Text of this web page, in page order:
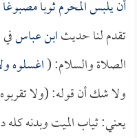
أن يلبس المحرم ثوباً
تقدم لنا حديثابن عباس
الصلاة والسلام: (اغسلوه
ولا شك أن قوله: (ولا
يعني: ثياب الميت وبدنه